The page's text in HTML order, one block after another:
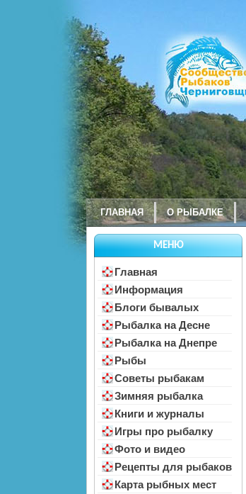
ГЛАВНАЯ О РЫБАЛКЕ
МЕНЮ
Главная
Информация
Блоги бывалых
Рыбалка на Десне
Рыбалка на Днепре
Рыбы
Советы рыбакам
Зимняя рыбалка
Книги и журналы
Игры про рыбалку
Фото и видео
Рецепты для рыбаков
Карта рыбных мест